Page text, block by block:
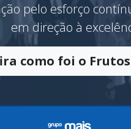
pelo esforço
em direção à
como foi o